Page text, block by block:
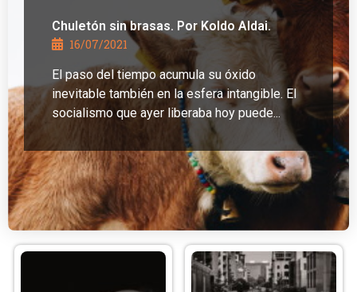
Chuletón sin brasas. Por Koldo Aldai.
16/07/2021
El paso del tiempo acumula su óxido
inevitable también en la esfera intangible. El
socialismo que ayer liberaba hoy puede...